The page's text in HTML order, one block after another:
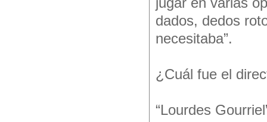
dados, dedos
necesitaba”.
¿Cuál fue el
“Lourdes